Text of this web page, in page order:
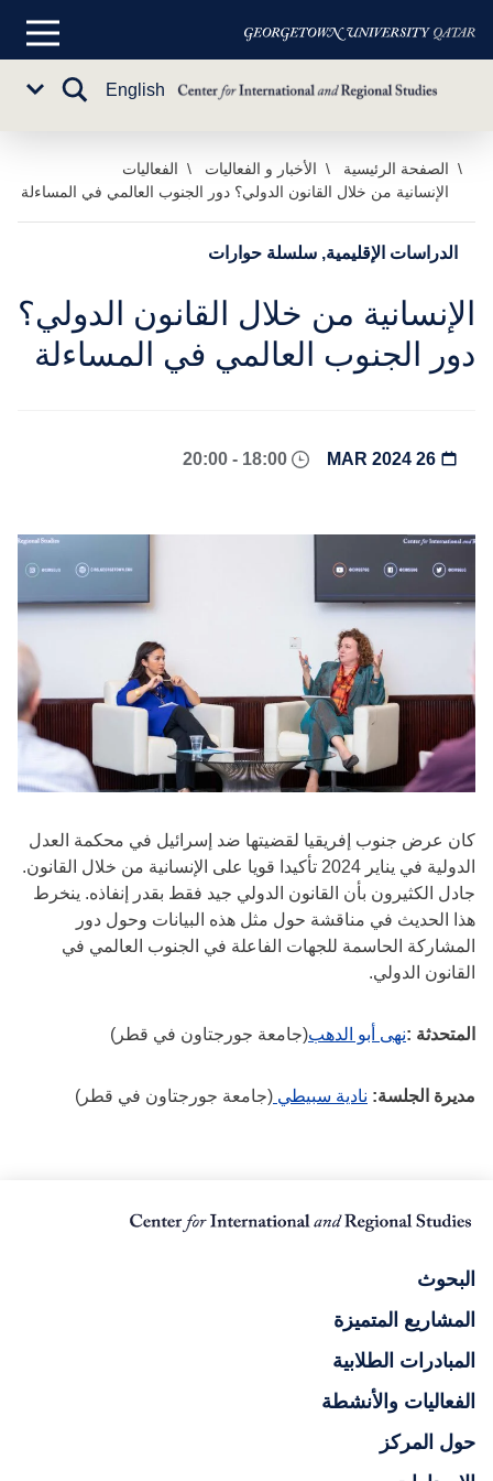
تخطي
المحتوى
الرئيسي
القائمة
English
تبديل
الصفحة الرئيسية الأخبار و الفعاليات
الفعاليات
الإنسانية من خلال القانون الدولي؟ دور الجنوب العالمي في المساءلة
الدراسات الإقليمية, سلسلة حوارات
الإنسانية من خلال القانون الدولي؟
دور الجنوب العالمي في المساءلة
كان عرض جنوب إفريقيا لقضيتها ضد إسرائيل في محكمة العدل
الدولية في يناير 2024 تأكيدا قويا على الإنسانية من خلال القانون.
جادل الكثيرون بأن القانون الدولي جيد فقط بقدر إنفاذه. ينخرط
هذا الحديث في مناقشة حول مثل هذه البيانات وحول دور
المشاركة الحاسمة للجهات الفاعلة في الجنوب العالمي في
القانون الدولي.
المتحدثة :نهى أبو الدهب(جامعة جورجتاون في قطر)
مديرة الجلسة: نادية سبيطي (جامعة جورجتاون في قطر)
البحوث
المشاريع المتميزة
المبادرات الطلابية
الفعاليات والأنشطة
حول المركز